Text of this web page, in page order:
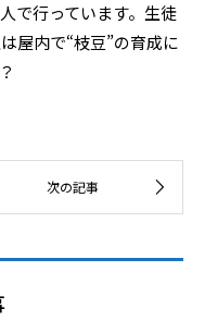
で行っています。生徒
屋内で“枝豆”の育成に